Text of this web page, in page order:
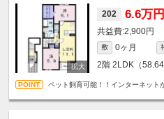
202 6.6万円
2,900円
敷 0ヶ月
2階 2LDK（
ペット飼育可能！！インターネット